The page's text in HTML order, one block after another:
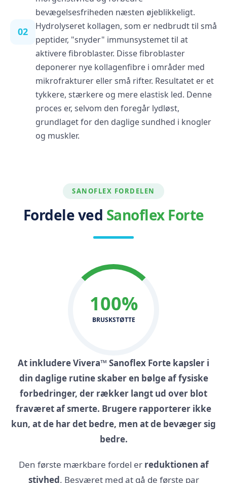
bevægelsesfriheden næsten øjeblikkeligt.
02
Hydrolyseret kollagen, som er nedbrudt til små
peptider, "snyder" immunsystemet til at
aktivere fibroblaster. Disse fibroblaster
deponerer nye kollagenfibre i områder med
mikrofrakturer eller små rifter. Resultatet er et
tykkere, stærkere og mere elastisk led. Denne
proces er, selvom den foregår lydløst,
grundlaget for den daglige sundhed i knogler
og muskler.
SANOFLEX FORDELEN
Fordele ved Sanoflex Forte
At inkludereVivera™ Sanoflex Forte kapsler i
din daglige rutine skaber en bølge af fysiske
forbedringer, der rækker langt ud over blot
fraværet af smerte. Brugere rapporterer ikke
kun, at de har det bedre, men at de bevæger sig
bedre.
Den første mærkbare fordel er reduktionen af
stivhed. Besværet med at gå de første par
100%
BRUSKSTØTTE